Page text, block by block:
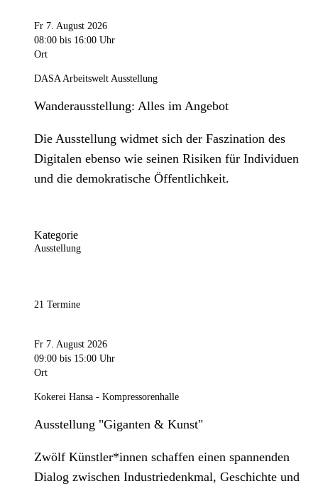
Fr 7. August 2026
08:00 bis 16:00 Uhr
Ort
DASA Arbeitswelt Ausstellung
Wanderausstellung: Alles im Angebot
Die Ausstellung widmet sich der Faszination des
Digitalen ebenso wie seinen Risiken für Individuen
und die demokratische Öffentlichkeit.
Kategorie
Ausstellung
21 Termine
Fr 7. August 2026
09:00 bis 15:00 Uhr
Ort
Kokerei Hansa - Kompressorenhalle
Ausstellung "Giganten & Kunst"
Zwölf Künstler*innen schaffen einen spannenden
Dialog zwischen Industriedenkmal, Geschichte und